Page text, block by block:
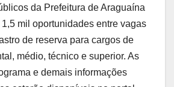
da Prefeitura de Araguaína
mil oportunidades entre vagas
de reserva para cargos de
médio, técnico e superior. As
e demais informações